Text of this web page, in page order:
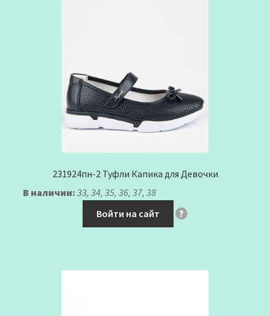
231924пн-2 Туфли Капика для Девочки
В наличии: 33, 34, 35, 36, 37, 38
Войти на сайт
?